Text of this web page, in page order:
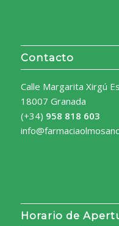
Contacto
Calle Margarita Xirgú
18007 Granada
(+34) 958 818 603
Horario de